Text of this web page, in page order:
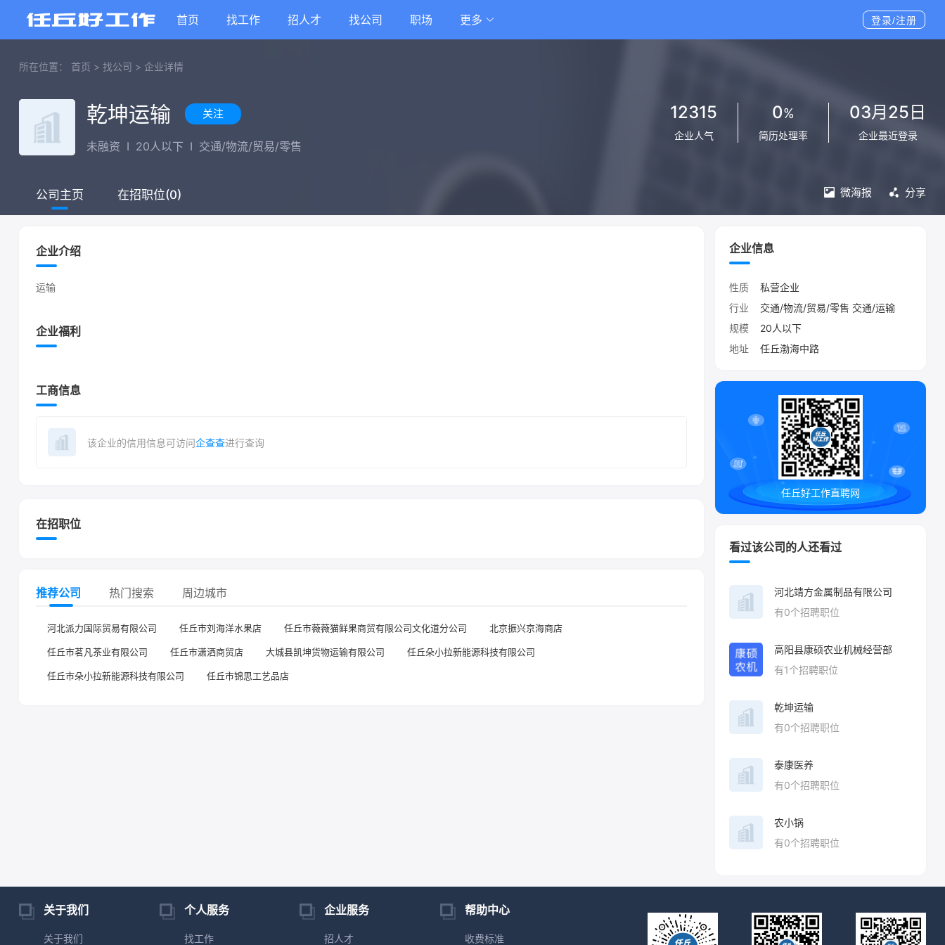
首页 找工作 招人才 找公司 职场 更多 登录/注册
所在位置： 首页 > 找公司 > 企业详情
乾坤运输 关注
未融资 I 20人以下 I 交通/物流/贸易/零售
12315
企业人气
0%
简历处理率
03月25日
企业最近登录
公司主页 在招职位(0) 微海报 分享
企业介绍
运输
企业福利
工商信息
该企业的信用信息可访问企查查进行查询
在招职位
推荐公司 热门搜索 周边城市
河北派力国际贸易有限公司 任丘市刘海洋水果店 任丘市薇薇猫鲜果商贸有限公司文化道分公司 北京振兴京海商店
任丘市茗凡茶业有限公司 任丘市潇洒商贸店 大城县凯坤货物运输有限公司 任丘朵小拉新能源科技有限公司
任丘市朵小拉新能源科技有限公司 任丘市锦思工艺品店
企业信息
性质
私营企业
行业
交通/物流/贸易/零售 交通/运输
规模
20人以下
地址
任丘渤海中路
任丘好工作直聘网
看过该公司的人还看过
河北靖方金属制品有限公司
有0个招聘职位
高阳县康硕农业机械经营部
有1个招聘职位
乾坤运输
有0个招聘职位
泰康医养
有0个招聘职位
农小锅
有0个招聘职位
关于我们
关于我们
个人服务
找工作
企业服务
招人才
帮助中心
收费标准